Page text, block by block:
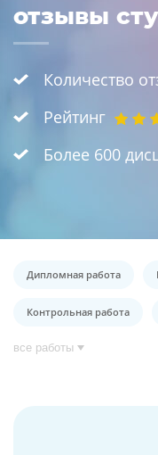
отзывы
Количество
Рейтинг
Более 600
Дипломная работа
Контрольная работа
все работы